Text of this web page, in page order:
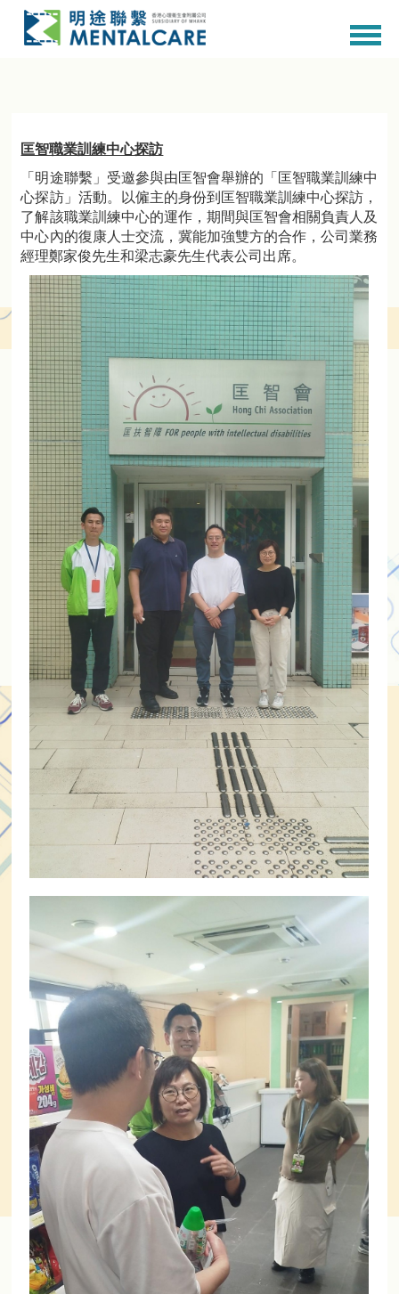
匡智職業訓練中心探訪
「明途聯繫」受邀參與由匡智會舉辦的「匡智職業訓練中
心探訪」活動。以僱主的身份到匡智職業訓練中心探訪，
了解該職業訓練中心的運作，期間與匡智會相關負責人及
中心內的復康人士交流，冀能加強雙方的合作，公司業務
經理鄭家俊先生和梁志豪先生代表公司出席。